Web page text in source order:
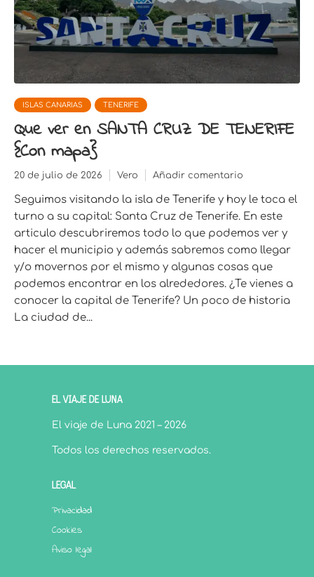
ISLAS CANARIAS TENERIFE
Que ver en SANTA CRUZ DE TENERIFE
{Con mapa}
20 de julio de 2026 Vero Añadir comentario
Seguimos visitando la isla de Tenerife y hoy le toca el
turno a su capital: Santa Cruz de Tenerife. En este
articulo descubriremos todo lo que podemos ver y
hacer el municipio y además sabremos como llegar
y/o movernos por el mismo y algunas cosas que
podemos encontrar en los alrededores. ¿Te vienes a
conocer la capital de Tenerife? Un poco de historia
La ciudad de...
EL VIAJE DE LUNA
El viaje de Luna 2021 – 2026
Todos los derechos reservados.
LEGAL
Privacidad
Cookies
Aviso legal